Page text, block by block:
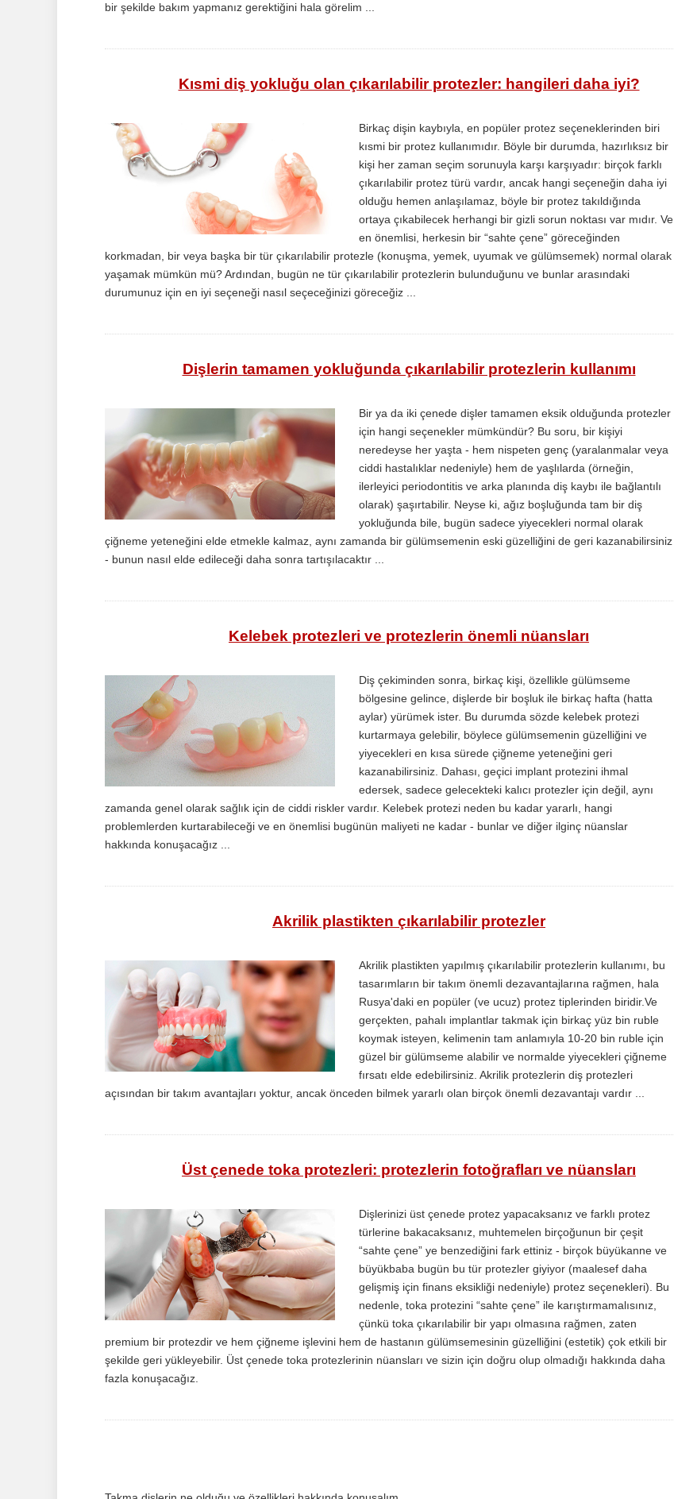
bir şekilde bakım yapmanız gerektiğini hala görelim ...
Kısmi diş yokluğu olan çıkarılabilir protezler: hangileri daha iyi?
Birkaç dişin kaybıyla, en popüler protez seçeneklerinden biri
kısmi bir protez kullanımıdır. Böyle bir durumda, hazırlıksız bir
kişi her zaman seçim sorunuyla karşı karşıyadır: birçok farklı
çıkarılabilir protez türü vardır, ancak hangi seçeneğin daha iyi
olduğu hemen anlaşılamaz, böyle bir protez takıldığında
ortaya çıkabilecek herhangi bir gizli sorun noktası var mıdır. Ve
en önemlisi, herkesin bir “sahte çene” göreceğinden
korkmadan, bir veya başka bir tür çıkarılabilir protezle (konuşma, yemek, uyumak ve gülümsemek) normal olarak
yaşamak mümkün mü? Ardından, bugün ne tür çıkarılabilir protezlerin bulunduğunu ve bunlar arasındaki
durumunuz için en iyi seçeneği nasıl seçeceğinizi göreceğiz ...
Dişlerin tamamen yokluğunda çıkarılabilir protezlerin kullanımı
Bir ya da iki çenede dişler tamamen eksik olduğunda protezler
için hangi seçenekler mümkündür? Bu soru, bir kişiyi
neredeyse her yaşta - hem nispeten genç (yaralanmalar veya
ciddi hastalıklar nedeniyle) hem de yaşlılarda (örneğin,
ilerleyici periodontitis ve arka planında diş kaybı ile bağlantılı
olarak) şaşırtabilir. Neyse ki, ağız boşluğunda tam bir diş
yokluğunda bile, bugün sadece yiyecekleri normal olarak
çiğneme yeteneğini elde etmekle kalmaz, aynı zamanda bir gülümsemenin eski güzelliğini de geri kazanabilirsiniz
- bunun nasıl elde edileceği daha sonra tartışılacaktır ...
Kelebek protezleri ve protezlerin önemli nüansları
Diş çekiminden sonra, birkaç kişi, özellikle gülümseme
bölgesine gelince, dişlerde bir boşluk ile birkaç hafta (hatta
aylar) yürümek ister. Bu durumda sözde kelebek protezi
kurtarmaya gelebilir, böylece gülümsemenin güzelliğini ve
yiyecekleri en kısa sürede çiğneme yeteneğini geri
kazanabilirsiniz. Dahası, geçici implant protezini ihmal
edersek, sadece gelecekteki kalıcı protezler için değil, aynı
zamanda genel olarak sağlık için de ciddi riskler vardır. Kelebek protezi neden bu kadar yararlı, hangi
problemlerden kurtarabileceği ve en önemlisi bugünün maliyeti ne kadar - bunlar ve diğer ilginç nüanslar
hakkında konuşacağız ...
Akrilik plastikten çıkarılabilir protezler
Akrilik plastikten yapılmış çıkarılabilir protezlerin kullanımı, bu
tasarımların bir takım önemli dezavantajlarına rağmen, hala
Rusya'daki en popüler (ve ucuz) protez tiplerinden biridir.Ve
gerçekten, pahalı implantlar takmak için birkaç yüz bin ruble
koymak isteyen, kelimenin tam anlamıyla 10-20 bin ruble için
güzel bir gülümseme alabilir ve normalde yiyecekleri çiğneme
fırsatı elde edebilirsiniz. Akrilik protezlerin diş protezleri
açısından bir takım avantajları yoktur, ancak önceden bilmek yararlı olan birçok önemli dezavantajı vardır ...
Üst çenede toka protezleri: protezlerin fotoğrafları ve nüansları
Dişlerinizi üst çenede protez yapacaksanız ve farklı protez
türlerine bakacaksanız, muhtemelen birçoğunun bir çeşit
“sahte çene” ye benzediğini fark ettiniz - birçok büyükanne ve
büyükbaba bugün bu tür protezler giyiyor (maalesef daha
gelişmiş için finans eksikliği nedeniyle) protez seçenekleri). Bu
nedenle, toka protezini “sahte çene” ile karıştırmamalısınız,
çünkü toka çıkarılabilir bir yapı olmasına rağmen, zaten
premium bir protezdir ve hem çiğneme işlevini hem de hastanın gülümsemesinin güzelliğini (estetik) çok etkili bir
şekilde geri yükleyebilir. Üst çenede toka protezlerinin nüansları ve sizin için doğru olup olmadığı hakkında daha
fazla konuşacağız.